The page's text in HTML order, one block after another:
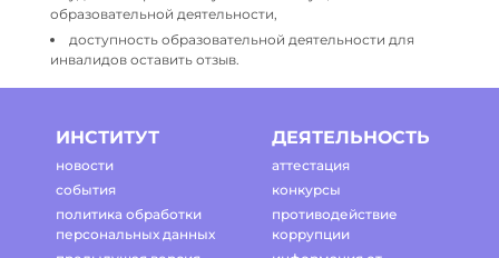
образовательной деятельности,
доступность образовательной деятельности для
инвалидов оставить отзыв.
ИНСТИТУТ
новости
события
политика обработки
персональных данных
ДЕЯТЕЛЬНОСТЬ
аттестация
конкурсы
противодействие
коррупции